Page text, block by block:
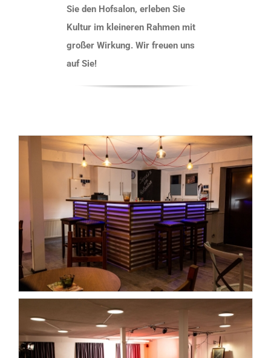
Sie den Hofsalon, erleben Sie
Kultur im kleineren Rahmen mit
großer Wirkung. Wir freuen uns
auf Sie!